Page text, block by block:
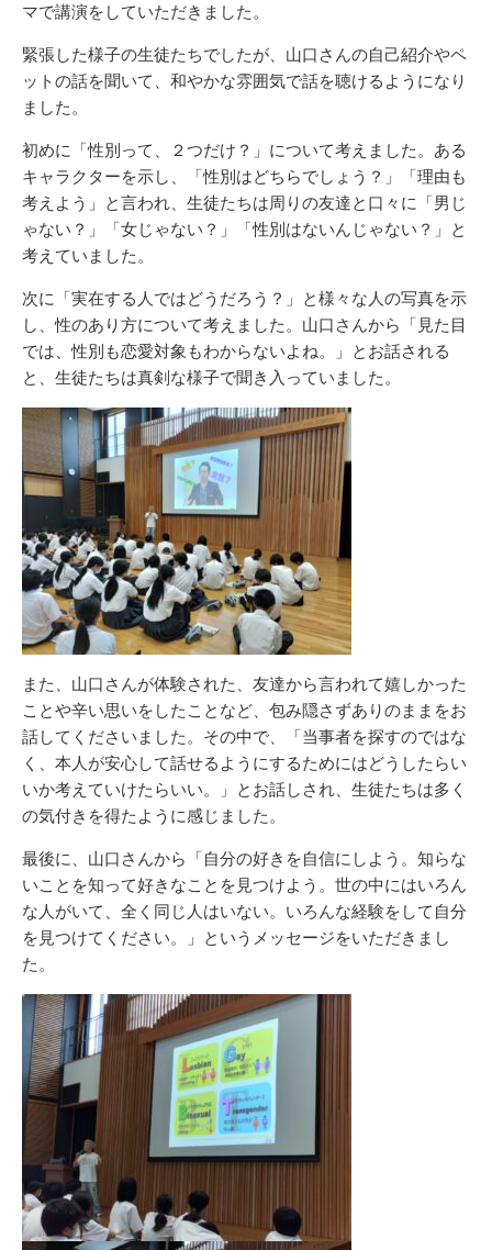
マで講演をしていただきました。
緊張した様子の生徒たちでしたが、山口さんの自己紹介やペ
ットの話を聞いて、和やかな雰囲気で話を聴けるようになり
ました。
初めに「性別って、２つだけ？」について考えました。ある
キャラクターを示し、「性別はどちらでしょう？」「理由も
考えよう」と言われ、生徒たちは周りの友達と口々に「男じ
ゃない？」「女じゃない？」「性別はないんじゃない？」と
考えていました。
次に「実在する人ではどうだろう？」と様々な人の写真を示
し、性のあり方について考えました。山口さんから「見た目
では、性別も恋愛対象もわからないよね。」とお話される
と、生徒たちは真剣な様子で聞き入っていました。
また、山口さんが体験された、友達から言われて嬉しかった
ことや辛い思いをしたことなど、包み隠さずありのままをお
話してくださいました。その中で、「当事者を探すのではな
く、本人が安心して話せるようにするためにはどうしたらい
いか考えていけたらいい。」とお話しされ、生徒たちは多く
の気付きを得たように感じました。
最後に、山口さんから「自分の好きを自信にしよう。知らな
いことを知って好きなことを見つけよう。世の中にはいろん
な人がいて、全く同じ人はいない。いろんな経験をして自分
を見つけてください。」というメッセージをいただきまし
た。